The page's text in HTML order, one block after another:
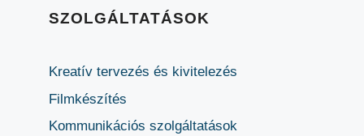
SZOLGÁLTATÁSOK
Kreatív tervezés és kivitelezés
Filmkészítés
Kommunikációs szolgáltatások